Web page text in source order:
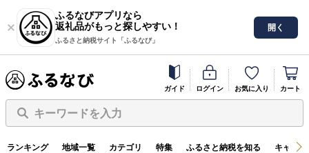
ふるなびアプリなら
返礼品がもっと探しやすい！
ふるさと納税サイト「ふるなび」
開く
ガイド ログイン お気に入り カート
キーワードを入力
ランキング 地域一覧 カテゴリ 特集 ふるさと納税を知る キャン